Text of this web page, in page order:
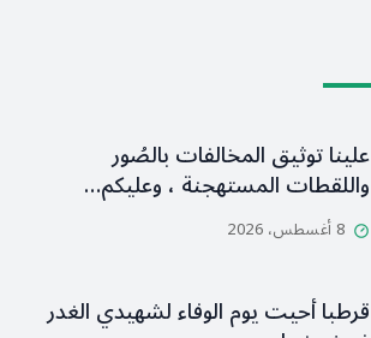
علينا توثيق المخالفات بالصُور
واللقطات المستهجنة ، وعليكم…
8 أغسطس، 2026
قرطبا أحيت يوم الوفاء لشهيدي الغدر